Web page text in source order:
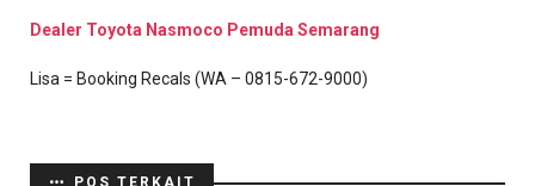
Dealer Toyota Nasmoco Pemuda Semarang
Lisa = Booking Recals (WA – 0815-672-9000)
POS TERKAIT